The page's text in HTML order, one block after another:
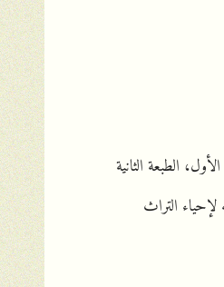
الطبعة الثانية
التراث